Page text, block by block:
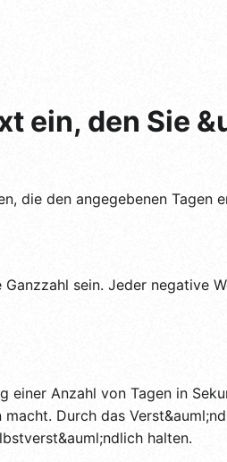
ein, den Sie
die den angegebenen Tagen
sein. Jeder negative
einer Anzahl von Tagen in
Durch das
halten.